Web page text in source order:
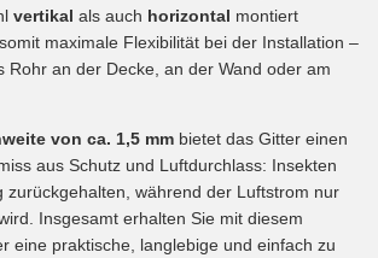
vertikal als auch horizontal montiert
maximale Flexibilität bei der Installation –
Rohr an der Decke, an der Wand oder am
von ca. 1,5 mm bietet das Gitter einen
aus Schutz und Luftdurchlass: Insekten
zurückgehalten, während der Luftstrom nur
Insgesamt erhalten Sie mit diesem
eine praktische, langlebige und einfach zu